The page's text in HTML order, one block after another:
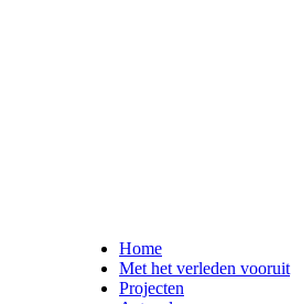
Home
Met het verleden vooruit
Projecten